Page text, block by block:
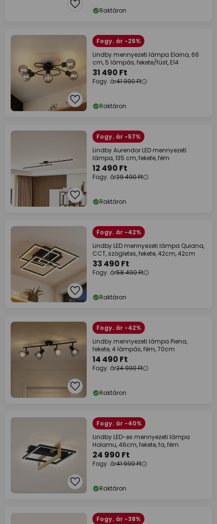
Raktáron
Fogy. ár -25%
Lindby mennyezeti lámpa Elaina, 66
cm, 5 lámpás, fekete/füst, E14
31 490 Ft
Fogy. ár41 990 Ft
Raktáron
Fogy. ár -57%
Lindby Aurendor LED mennyezeti
lámpa, 135 cm, fekete, fém
12 490 Ft
Fogy. ár29 490 Ft
Raktáron
Fogy. ár -42%
Lindby LED mennyezeti lámpa Quiana,
CCT, szögletes, fekete, 42cm, 42cm
33 490 Ft
Fogy. ár58 490 Ft
Raktáron
Fogy. ár -42%
Lindby mennyezeti lámpa Piena,
fekete, 4 lámpás, fém, 70cm
14 490 Ft
Fogy. ár24 990 Ft
Raktáron
Fogy. ár -40%
Lindby LED-es mennyezeti lámpa
Holamu, 46cm, fekete, fa, fém
24 990 Ft
Fogy. ár41 990 Ft
Raktáron
Fogy. ár -38%